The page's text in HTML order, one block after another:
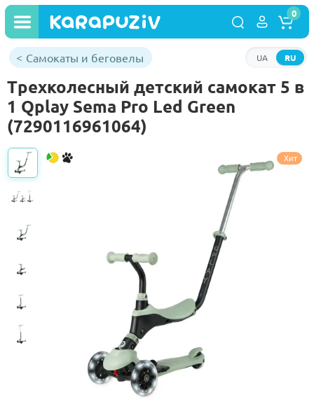
RU
UA
0
Самокаты и беговелы
Трехколесный детский самокат 5 в
1 Qplay Sema Pro Led Green
(7290116961064)
Хит